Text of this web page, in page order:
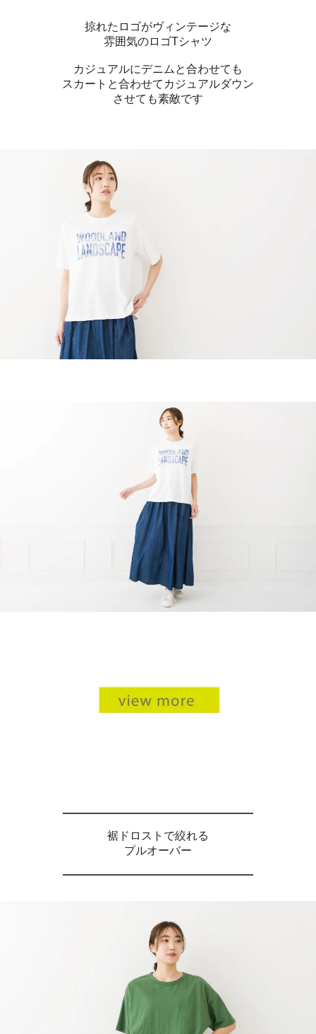
掠れたロゴがヴィンテージな
雰囲気のロゴTシャツ
カジュアルにデニムと合わせても
スカートと合わせてカジュアルダウン
させても素敵です
裾ドロストで絞れる
プルオーバー